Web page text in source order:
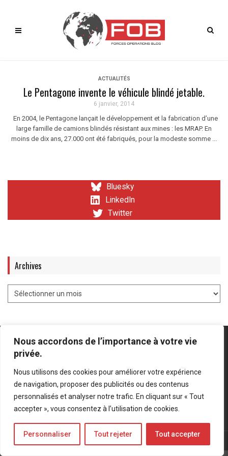
Nous accordons de l’importance à votre vie
privée.
Nous utilisons des cookies pour améliorer votre expérience
de navigation, proposer des publicités ou des contenus
personnalisés et analyser notre trafic. En cliquant sur « Tout
accepter », vous consentez à l’utilisation de cookies.
Personnaliser Tout rejeter Tout accepter
ACTUALITÉS
Le Pentagone invente le véhicule blindé jetable.
6 janvier, 2014
En 2004, le Pentagone lançait le développement et la fabrication d’une
large famille de camions blindés résistant aux mines : les MRAP. En
moins de dix ans, 27.000 ont été fabriqués, pour la modeste somme ...
Bluesky
LinkedIn
Twitter
Archives
Mentions légales-Politique de confidentialité
Bluesky
LinkedIn
Twitter
© Forces Operations Blog - 2022